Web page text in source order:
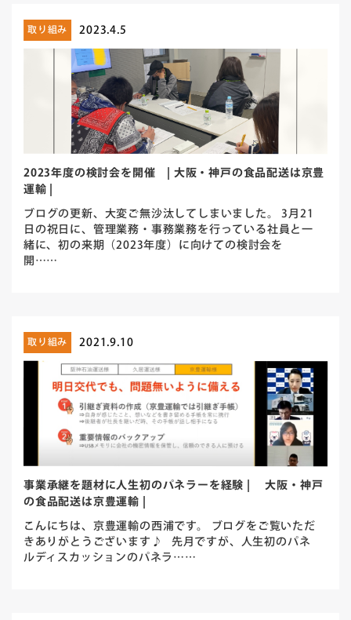
取り組み 2023.4.5
2023年度の検討会を開催 | 大阪・神戸の食品配送は京豊
運輸 |
ブログの更新、大変ご無沙汰してしまいました。 3月21
日の祝日に、管理業務・事務業務を行っている社員と一
緒に、初の来期（2023年度）に向けての検討会を
開……
取り組み 2021.9.10
事業承継を題材に人生初のパネラーを経験 | 大阪・神戸
の食品配送は京豊運輸 |
こんにちは、京豊運輸の西浦です。 ブログをご覧いただ
きありがとうございます♪ 先月ですが、人生初のパネ
ルディスカッションのパネラ……